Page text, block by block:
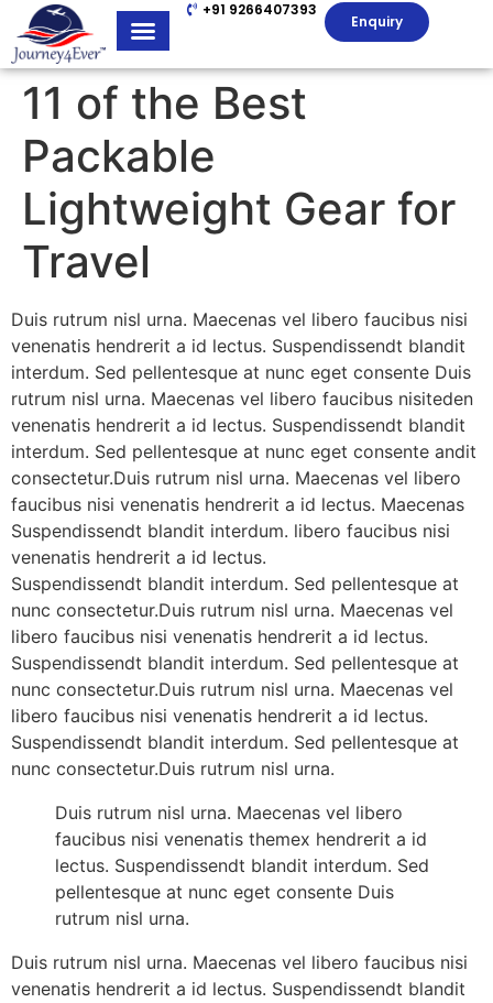
+91 9266407393
Enquiry
11 of the Best
Packable
Lightweight Gear for
Travel
Duis rutrum nisl urna. Maecenas vel libero faucibus nisi
venenatis hendrerit a id lectus. Suspendissendt blandit
interdum. Sed pellentesque at nunc eget consente Duis
rutrum nisl urna. Maecenas vel libero faucibus nisiteden
venenatis hendrerit a id lectus. Suspendissendt blandit
interdum. Sed pellentesque at nunc eget consente andit
consectetur.Duis rutrum nisl urna. Maecenas vel libero
faucibus nisi venenatis hendrerit a id lectus. Maecenas
Suspendissendt blandit interdum. libero faucibus nisi
venenatis hendrerit a id lectus.
Suspendissendt blandit interdum. Sed pellentesque at
nunc consectetur.Duis rutrum nisl urna. Maecenas vel
libero faucibus nisi venenatis hendrerit a id lectus.
Suspendissendt blandit interdum. Sed pellentesque at
nunc consectetur.Duis rutrum nisl urna. Maecenas vel
libero faucibus nisi venenatis hendrerit a id lectus.
Suspendissendt blandit interdum. Sed pellentesque at
nunc consectetur.Duis rutrum nisl urna.
Duis rutrum nisl urna. Maecenas vel libero
faucibus nisi venenatis themex hendrerit a id
lectus. Suspendissendt blandit interdum. Sed
pellentesque at nunc eget consente Duis
rutrum nisl urna.
Duis rutrum nisl urna. Maecenas vel libero faucibus nisi
venenatis hendrerit a id lectus. Suspendissendt blandit